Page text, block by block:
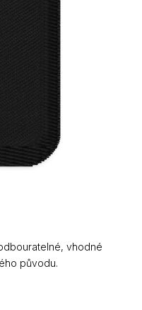
vhodné
původu.